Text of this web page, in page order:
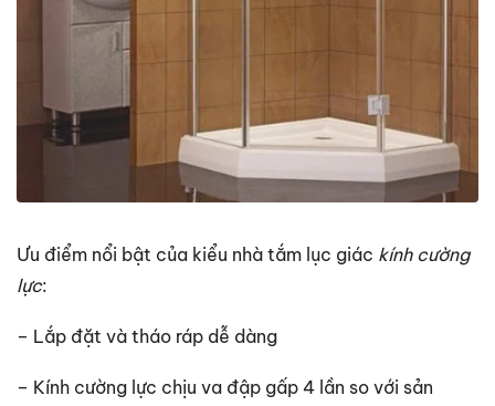
Ưu điểm nổi bật của kiểu nhà tắm lục giác kính cường
lực:
– Lắp đặt và tháo ráp dễ dàng
– Kính cường lực chịu va đập gấp 4 lần so với sản